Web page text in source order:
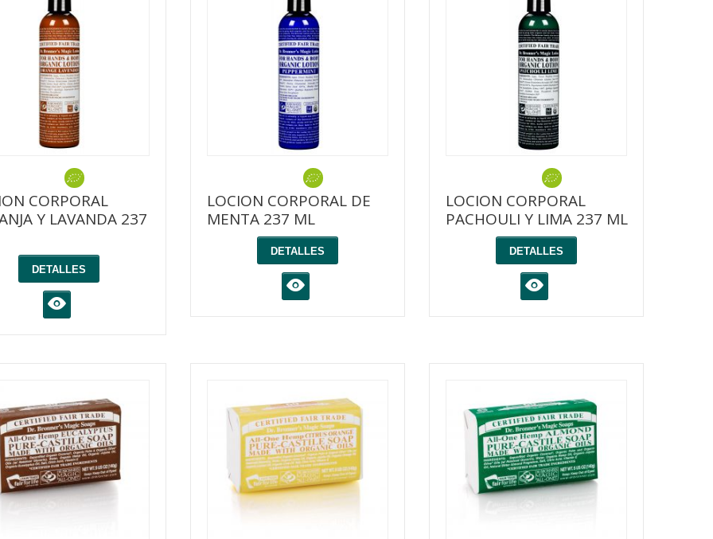
CORPORAL
Y LAVANDA 237
DETALLES
K
LOCION CORPORAL DE
MENTA 237 ML
DETALLES
K
LOCION CORPORAL
PACHOULI Y LIMA 237 ML
DETALLES
K